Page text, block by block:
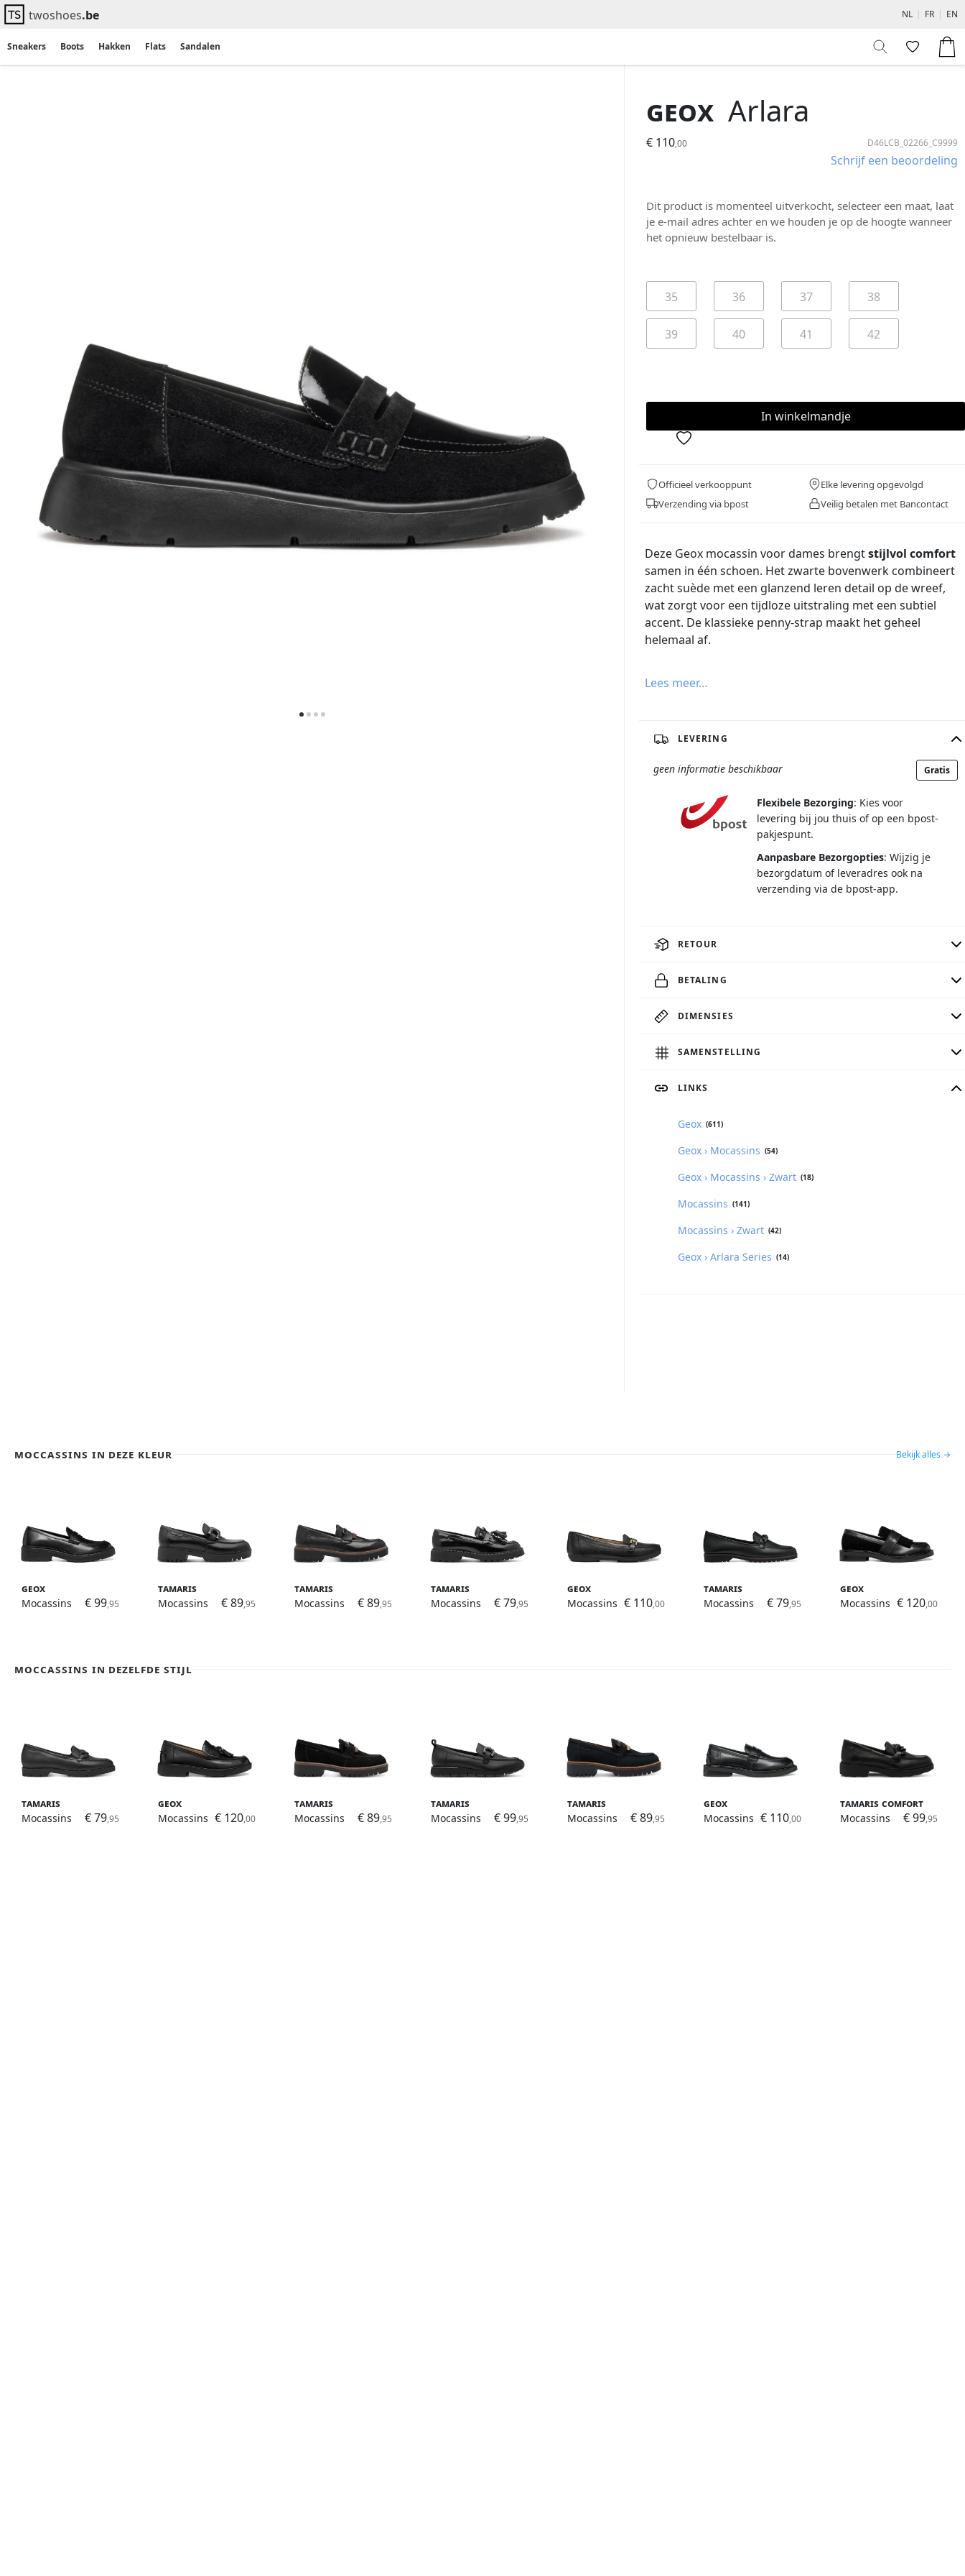
twoshoes.be NL | FR | EN
Sneakers Boots Hakken Flats Sandalen
Geox Arlara
€ 110,00 D46LCB_02266_C9999
Schrijf een beoordeling
Dit product is momenteel uitverkocht, selecteer een maat, laat
je e-mail adres achter en we houden je op de hoogte wanneer
het opnieuw bestelbaar is.
35 36 37 38
39 40 41 42
Officieel verkooppunt
Elke levering opgevolgd
Verzending via bpost
Veilig betalen met Bancontact
Deze Geox mocassin voor dames brengtstijlvol comfort
samen in één schoen. Het zwarte bovenwerk combineert
zacht suède met een glanzend leren detail op de wreef,
wat zorgt voor een tijdloze uitstraling met een subtiel
accent. De klassieke penny-strap maakt het geheel
helemaal af.
Lees meer…
LEVERING
geen informatie beschikbaar Gratis
Flexibele Bezorging: Kies voor
levering bij jou thuis of op een bpost-
pakjespunt.
Aanpasbare Bezorgopties: Wijzig je
bezorgdatum of leveradres ook na
verzending via de bpost-app.
RETOUR
BETALING
DIMENSIES
SAMENSTELLING
LINKS
Geox (611)
Geox › Mocassins (54)
Geox › Mocassins › Zwart (18)
Mocassins (141)
Mocassins › Zwart (42)
Geox › Arlara Series (14)
Moccassins in deze kleur Bekijk alles →
Geox
Mocassins
€ 99,95
Tamaris
Mocassins
€ 89,95
Tamaris
Mocassins
€ 89,95
Tamaris
Mocassins
€ 79,95
Geox
Mocassins € 110,00
Tamaris
Mocassins
€ 79,95
Geox
Mocassins € 120,00
Moccassins in dezelfde stijl
Tamaris
Mocassins
€ 79,95
Geox
Mocassins € 120,00
Tamaris
Mocassins
€ 89,95
Tamaris
Mocassins
€ 99,95
Tamaris
Mocassins
€ 89,95
Geox
Mocassins € 110,00
Tamaris Comfort
Mocassins
€ 99,95